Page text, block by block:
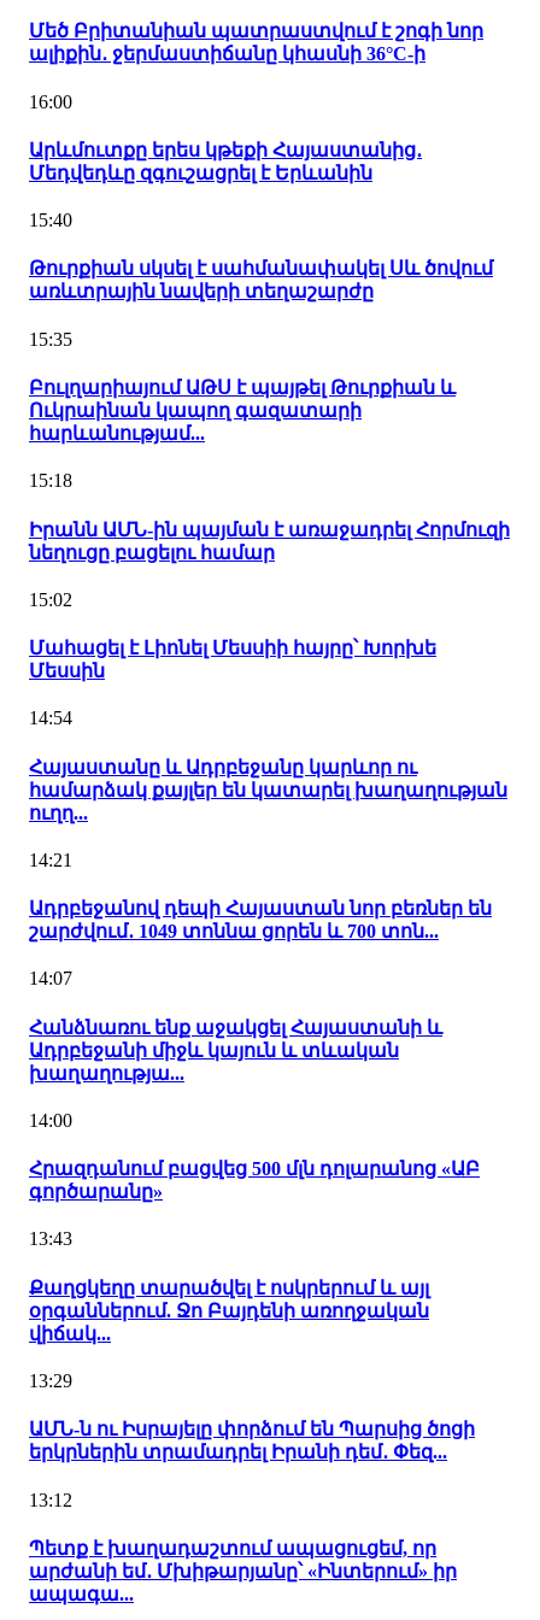
Մեծ Բրիտանիան պատրաստվում է շոգի նոր
ալիքին․ ջերմաստիճանը կհասնի 36°C-ի
16:00
Արևմուտքը երես կթեքի Հայաստանից․
Մեդվեդևը զգուշացրել է Երևանին
15:40
Թուրքիան սկսել է սահմանափակել Սև ծովում
առևտրային նավերի տեղաշարժը
15:35
Բուլղարիայում ԱԹՍ է պայթել Թուրքիան և
Ուկրաինան կապող գազատարի
հարևանությամ...
15:18
Իրանն ԱՄՆ-ին պայման է առաջադրել Հորմուզի
նեղուցը բացելու համար
15:02
Մահացել է Լիոնել Մեսսիի հայրը՝ Խորխե
Մեսսին
14:54
Հայաստանը և Ադրբեջանը կարևոր ու
համարձակ քայլեր են կատարել խաղաղության
ուղղ...
14:21
Ադրբեջանով դեպի Հայաստան նոր բեռներ են
շարժվում․ 1049 տոննա ցորեն և 700 տոն...
14:07
Հանձնառու ենք աջակցել Հայաստանի և
Ադրբեջանի միջև կայուն և տևական
խաղաղությա...
14:00
Հրազդանում բացվեց 500 մլն դոլարանոց «ԱԲ
գործարանը»
13:43
Քաղցկեղը տարածվել է ոսկրերում և այլ
օրգաններում. Ջո Բայդենի առողջական
վիճակ...
13:29
ԱՄՆ-ն ու Իսրայելը փորձում են Պարսից ծոցի
երկրներին տրամադրել Իրանի դեմ․ Փեզ...
13:12
Պետք է խաղադաշտում ապացուցեմ, որ
արժանի եմ․ Մխիթարյանը՝ «Ինտերում» իր
ապագա...